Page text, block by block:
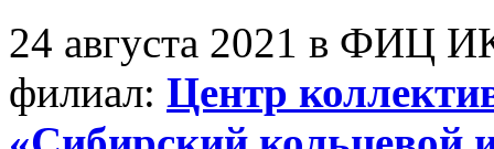
24 августа 2021 в ФИЦ
филиал: Центр